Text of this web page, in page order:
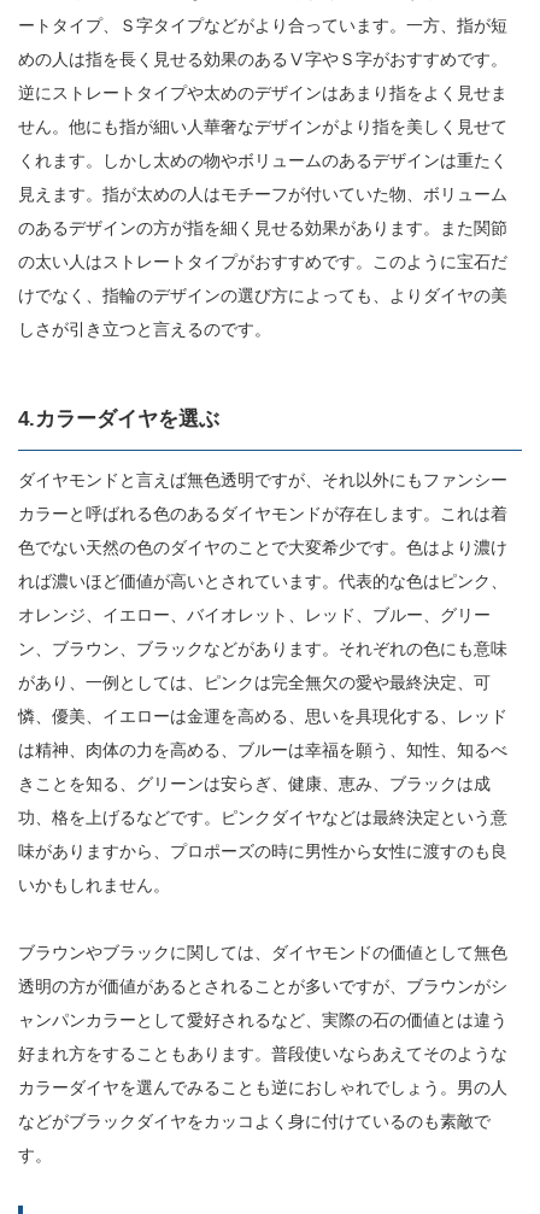
ートタイプ、Ｓ字タイプなどがより合っています。一方、指が短
めの人は指を長く見せる効果のあるⅤ字やＳ字がおすすめです。
逆にストレートタイプや太めのデザインはあまり指をよく見せま
せん。他にも指が細い人華奢なデザインがより指を美しく見せて
くれます。しかし太めの物やボリュームのあるデザインは重たく
見えます。指が太めの人はモチーフが付いていた物、ボリューム
のあるデザインの方が指を細く見せる効果があります。また関節
の太い人はストレートタイプがおすすめです。このように宝石だ
けでなく、指輪のデザインの選び方によっても、よりダイヤの美
しさが引き立つと言えるのです。
4.カラーダイヤを選ぶ
ダイヤモンドと言えば無色透明ですが、それ以外にもファンシー
カラーと呼ばれる色のあるダイヤモンドが存在します。これは着
色でない天然の色のダイヤのことで大変希少です。色はより濃け
れば濃いほど価値が高いとされています。代表的な色はピンク、
オレンジ、イエロー、バイオレット、レッド、ブルー、グリー
ン、ブラウン、ブラックなどがあります。それぞれの色にも意味
があり、一例としては、ピンクは完全無欠の愛や最終決定、可
憐、優美、イエローは金運を高める、思いを具現化する、レッド
は精神、肉体の力を高める、ブルーは幸福を願う、知性、知るべ
きことを知る、グリーンは安らぎ、健康、恵み、ブラックは成
功、格を上げるなどです。ピンクダイヤなどは最終決定という意
味がありますから、プロポーズの時に男性から女性に渡すのも良
いかもしれません。
ブラウンやブラックに関しては、ダイヤモンドの価値として無色
透明の方が価値があるとされることが多いですが、ブラウンがシ
ャンパンカラーとして愛好されるなど、実際の石の価値とは違う
好まれ方をすることもあります。普段使いならあえてそのような
カラーダイヤを選んでみることも逆におしゃれでしょう。男の人
などがブラックダイヤをカッコよく身に付けているのも素敵で
す。